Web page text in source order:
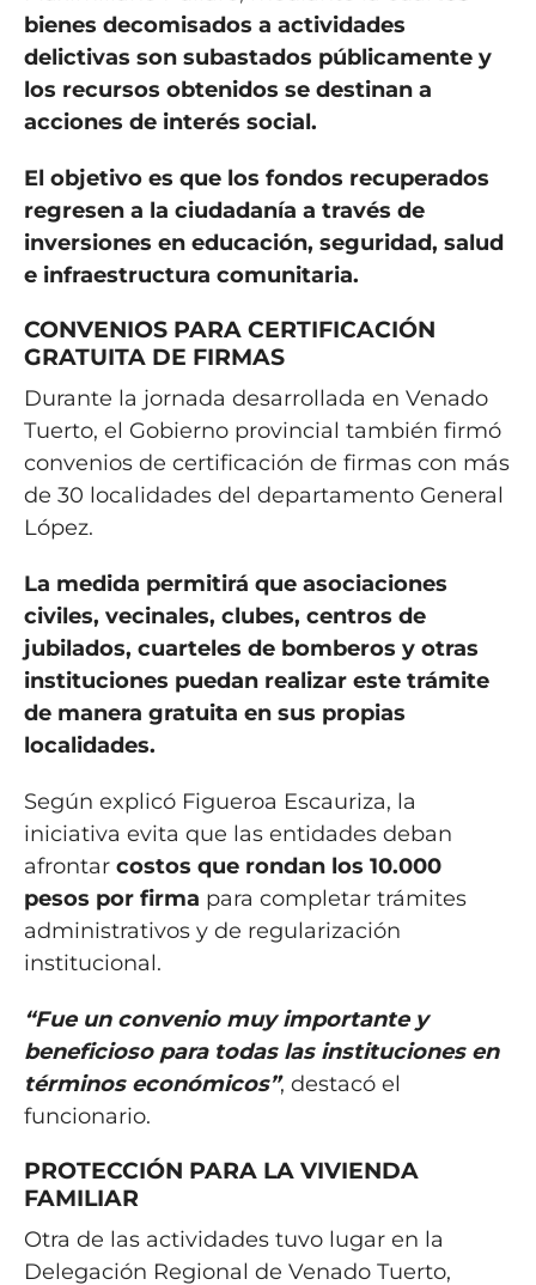
bienes decomisados a actividades
delictivas son subastados públicamente y
los recursos obtenidos se destinan a
acciones de interés social.
El objetivo es que los fondos recuperados
regresen a la ciudadanía a través de
inversiones en educación, seguridad, salud
e infraestructura comunitaria.
CONVENIOS PARA CERTIFICACIÓN
GRATUITA DE FIRMAS
Durante la jornada desarrollada en Venado
Tuerto, el Gobierno provincial también firmó
convenios de certificación de firmas con más
de 30 localidades del departamento General
López.
La medida permitirá que asociaciones
civiles, vecinales, clubes, centros de
jubilados, cuarteles de bomberos y otras
instituciones puedan realizar este trámite
de manera gratuita en sus propias
localidades.
Según explicó Figueroa Escauriza, la
iniciativa evita que las entidades deban
afrontar costos que rondan los 10.000
pesos por firma para completar trámites
administrativos y de regularización
institucional.
“Fue un convenio muy importante y
beneficioso para todas las instituciones en
términos económicos”, destacó el
funcionario.
PROTECCIÓN PARA LA VIVIENDA
FAMILIAR
Otra de las actividades tuvo lugar en la
Delegación Regional de Venado Tuerto,